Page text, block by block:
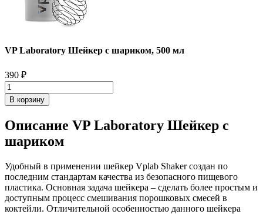
VP Laboratory Шейкер с шариком, 500 мл
390 ₽
В корзину
Описание VP Laboratory Шейкер с
шариком
Удобный в применении шейкер Vplab Shaker создан по
последним стандартам качества из безопасного пищевого
пластика. Основная задача шейкера – сделать более простым и
доступным процесс смешивания порошковых смесей в
коктейли. Отличительной особенностью данного шейкера